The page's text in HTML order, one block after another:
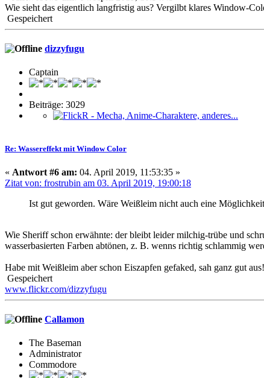
Wie sieht das eigentlich langfristig aus? Vergilbt klares Window-
Gespeichert
dizzyfugu
Captain
Beiträge: 3029
Re: Wassereffekt mit Window Color
« Antwort #6 am: 04. April 2019, 11:53:35 »
Zitat von: frostrubin am 03. April 2019, 19:00:18
Ist gut geworden. Wäre Weißleim nicht auch eine
Wie Sheriff schon erwähnte: der bleibt leider milchig-trübe und
wasserbasierten Farben abtönen, z. B. wenns richtig schlammig
Habe mit Weißleim aber schon Eiszapfen gefaked, sah ganz gut aus!
Gespeichert
www.flickr.com/dizzyfugu
Callamon
The Baseman
Administrator
Commodore